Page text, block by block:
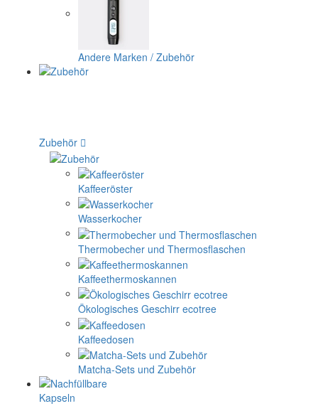
Andere Marken / Zubehör
Zubehör
Kaffeeröster
Wasserkocher
Thermobecher und Thermosflaschen
Kaffeethermoskannen
Ökologisches Geschirr ecotree
Kaffeedosen
Matcha-Sets und Zubehör